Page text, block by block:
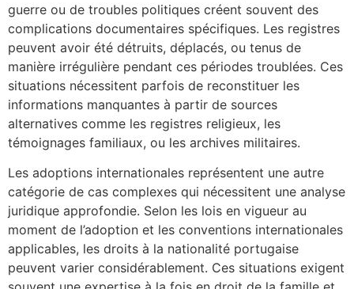
guerre ou de troubles politiques créent souvent des
complications documentaires spécifiques. Les registres
peuvent avoir été détruits, déplacés, ou tenus de
manière irrégulière pendant ces périodes troublées. Ces
situations nécessitent parfois de reconstituer les
informations manquantes à partir de sources
alternatives comme les registres religieux, les
témoignages familiaux, ou les archives militaires.
Les adoptions internationales représentent une autre
catégorie de cas complexes qui nécessitent une analyse
juridique approfondie. Selon les lois en vigueur au
moment de l’adoption et les conventions internationales
applicables, les droits à la nationalité portugaise
peuvent varier considérablement. Ces situations exigent